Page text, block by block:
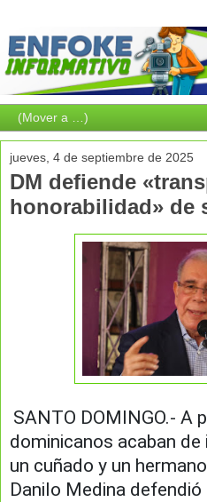
jueves, 4 de septiembre de 2025
DM defiende
honorabilidad» de
SANTO DOMINGO.- A
dominicanos acaban
un cuñado y un
Danilo Medina